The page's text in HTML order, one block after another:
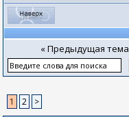
« Предыдущая тема
1 2 >